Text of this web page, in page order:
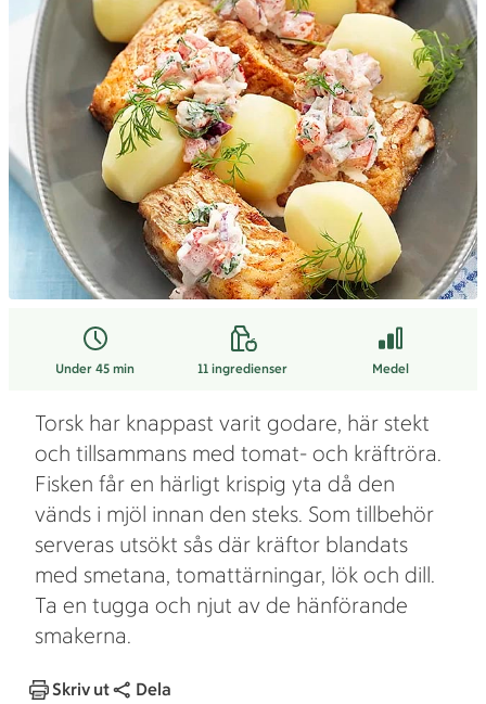
Under 45 min 11ingredienser Medel
Torsk har knappast varit godare, här stekt
och tillsammans med tomat- och kräftröra.
Fisken får en härligt krispig yta då den
vänds i mjöl innan den steks. Som tillbehör
serveras utsökt sås där kräftor blandats
med smetana, tomattärningar, lök och dill.
Ta en tugga och njut av de hänförande
smakerna.
Skriv ut Dela